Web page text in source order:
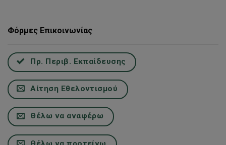
Φόρμες Επικοινωνίας
Πρ. Περιβ. Εκπαίδευσης
Αίτηση Εθελοντισμού
Θέλω να αναφέρω